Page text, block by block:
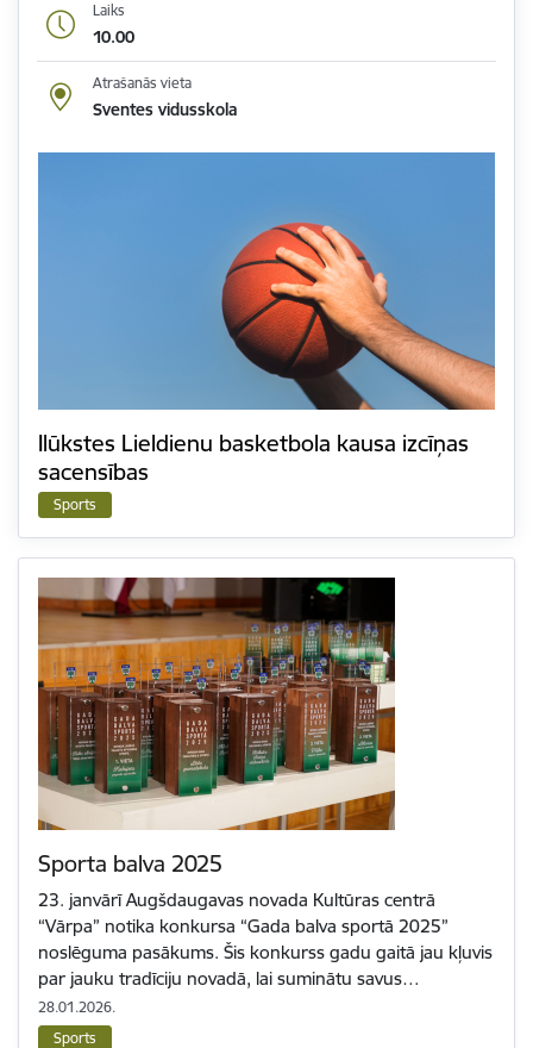
Laiks
10.00
Atrašanās vieta
Sventes vidusskola
Ilūkstes Lieldienu basketbola kausa izcīņas
sacensības
Sports
Sporta balva 2025
23. janvārī Augšdaugavas novada Kultūras centrā
“Vārpa” notika konkursa “Gada balva sportā 2025”
noslēguma pasākums. Šis konkurss gadu gaitā jau kļuvis
par jauku tradīciju novadā, lai suminātu savus…
28.01.2026.
Sports